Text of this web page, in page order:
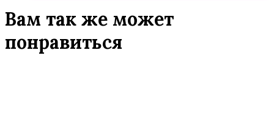
Вам так же может
понравиться